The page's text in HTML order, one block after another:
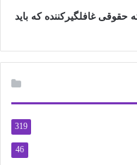
رهن را می‌توان فروخت؟ ۵ نکته حقوقی غافلگیرکننده که باید
319
46